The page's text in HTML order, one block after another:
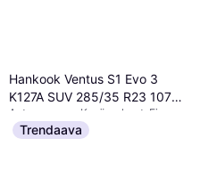
Hankook Ventus S1 Evo 3
K127A SUV 285/35 R23 107Y
XL 4PR
Auton rengas, Kesärenkaat, Ei,
Maastoauto, Profiili 35 %,
Nopeusindeksi Y (300 km/h)
228,41 €
Tai 3 maksua 78,21 €
Trendaava